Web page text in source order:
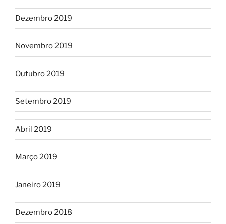
Dezembro 2019
Novembro 2019
Outubro 2019
Setembro 2019
Abril 2019
Março 2019
Janeiro 2019
Dezembro 2018